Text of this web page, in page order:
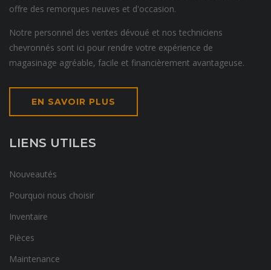
offre des remorques neuves et d'occasion.
Notre personnel des ventes dévoué et nos techniciens
chevronnés sont ici pour rendre votre expérience de
magasinage agréable, facile et financièrement avantageuse.
EN SAVOIR PLUS
LIENS UTILES
Nouveautés
Pourquoi nous choisir
Inventaire
Pièces
Maintenance